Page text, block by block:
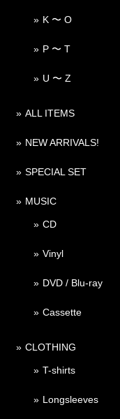
K 〜 O
P 〜 T
U 〜 Z
ALL ITEMS
NEW ARRIVALS!
SPECIAL SET
MUSIC
CD
Vinyl
DVD / Blu-ray
Cassette
CLOTHING
T-shirts
Longsleeves